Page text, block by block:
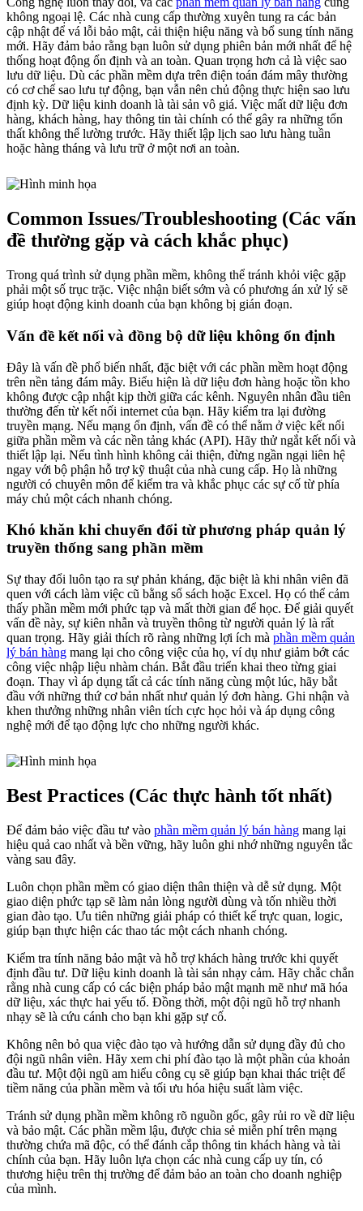
không ngoại lệ. Các nhà cung cấp thường xuyên tung ra các bản
cập nhật để vá lỗi bảo mật, cải thiện hiệu năng và bổ sung tính năng
mới. Hãy đảm bảo rằng bạn luôn sử dụng phiên bản mới nhất để hệ
thống hoạt động ổn định và an toàn. Quan trọng hơn cả là việc sao
lưu dữ liệu. Dù các phần mềm dựa trên điện toán đám mây thường
có cơ chế sao lưu tự động, bạn vẫn nên chủ động thực hiện sao lưu
định kỳ. Dữ liệu kinh doanh là tài sản vô giá. Việc mất dữ liệu đơn
hàng, khách hàng, hay thông tin tài chính có thể gây ra những tổn
thất không thể lường trước. Hãy thiết lập lịch sao lưu hàng tuần
hoặc hàng tháng và lưu trữ ở một nơi an toàn.
Common Issues/Troubleshooting (Các vấn
đề thường gặp và cách khắc phục)
Trong quá trình sử dụng phần mềm, không thể tránh khỏi việc gặp
phải một số trục trặc. Việc nhận biết sớm và có phương án xử lý sẽ
giúp hoạt động kinh doanh của bạn không bị gián đoạn.
Vấn đề kết nối và đồng bộ dữ liệu không ổn định
Đây là vấn đề phổ biến nhất, đặc biệt với các phần mềm hoạt động
trên nền tảng đám mây. Biểu hiện là dữ liệu đơn hàng hoặc tồn kho
không được cập nhật kịp thời giữa các kênh. Nguyên nhân đầu tiên
thường đến từ kết nối internet của bạn. Hãy kiểm tra lại đường
truyền mạng. Nếu mạng ổn định, vấn đề có thể nằm ở việc kết nối
giữa phần mềm và các nền tảng khác (API). Hãy thử ngắt kết nối và
thiết lập lại. Nếu tình hình không cải thiện, đừng ngần ngại liên hệ
ngay với bộ phận hỗ trợ kỹ thuật của nhà cung cấp. Họ là những
người có chuyên môn để kiểm tra và khắc phục các sự cố từ phía
máy chủ một cách nhanh chóng.
Khó khăn khi chuyển đổi từ phương pháp quản lý
truyền thống sang phần mềm
Sự thay đổi luôn tạo ra sự phản kháng, đặc biệt là khi nhân viên đã
quen với cách làm việc cũ bằng sổ sách hoặc Excel. Họ có thể cảm
thấy phần mềm mới phức tạp và mất thời gian để học. Để giải quyết
vấn đề này, sự kiên nhẫn và truyền thông từ người quản lý là rất
quan trọng. Hãy giải thích rõ ràng những lợi ích mà phần mềm quản
lý bán hàng mang lại cho công việc của họ, ví dụ như giảm bớt các
công việc nhập liệu nhàm chán. Bắt đầu triển khai theo từng giai
đoạn. Thay vì áp dụng tất cả các tính năng cùng một lúc, hãy bắt
đầu với những thứ cơ bản nhất như quản lý đơn hàng. Ghi nhận và
khen thưởng những nhân viên tích cực học hỏi và áp dụng công
nghệ mới để tạo động lực cho những người khác.
Best Practices (Các thực hành tốt nhất)
Để đảm bảo việc đầu tư vào phần mềm quản lý bán hàng mang lại
hiệu quả cao nhất và bền vững, hãy luôn ghi nhớ những nguyên tắc
vàng sau đây.
Luôn chọn phần mềm có giao diện thân thiện và dễ sử dụng. Một
giao diện phức tạp sẽ làm nản lòng người dùng và tốn nhiều thời
gian đào tạo. Ưu tiên những giải pháp có thiết kế trực quan, logic,
giúp bạn thực hiện các thao tác một cách nhanh chóng.
Kiểm tra tính năng bảo mật và hỗ trợ khách hàng trước khi quyết
định đầu tư. Dữ liệu kinh doanh là tài sản nhạy cảm. Hãy chắc chắn
rằng nhà cung cấp có các biện pháp bảo mật mạnh mẽ như mã hóa
dữ liệu, xác thực hai yếu tố. Đồng thời, một đội ngũ hỗ trợ nhanh
nhạy sẽ là cứu cánh cho bạn khi gặp sự cố.
Không nên bỏ qua việc đào tạo và hướng dẫn sử dụng đầy đủ cho
đội ngũ nhân viên. Hãy xem chi phí đào tạo là một phần của khoản
đầu tư. Một đội ngũ am hiểu công cụ sẽ giúp bạn khai thác triệt để
tiềm năng của phần mềm và tối ưu hóa hiệu suất làm việc.
Tránh sử dụng phần mềm không rõ nguồn gốc, gây rủi ro về dữ liệu
và bảo mật. Các phần mềm lậu, được chia sẻ miễn phí trên mạng
thường chứa mã độc, có thể đánh cắp thông tin khách hàng và tài
chính của bạn. Hãy luôn lựa chọn các nhà cung cấp uy tín, có
thương hiệu trên thị trường để đảm bảo an toàn cho doanh nghiệp
của mình.